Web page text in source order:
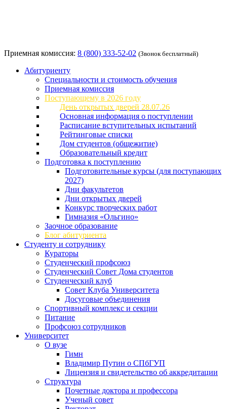
Приемная комиссия: 8 (800) 333-52-02 (Звонок бесплатный)
Абитуриенту
Специальности и стоимость обучения
Приемная комиссия
Поступающему в 2026 году
День открытых дверей 28.07.26
Основная информация о поступлении
Расписание вступительных испытаний
Рейтинговые списки
Дом студентов (общежитие)
Образовательный кредит
Подготовка к поступлению
Подготовительные курсы (для поступающих
2027)
Дни факультетов
Дни открытых дверей
Конкурс творческих работ
Гимназия «Ольгино»
Заочное образование
Блог абитуриента
Студенту и сотруднику
Кураторы
Студенческий профсоюз
Студенческий Совет Дома студентов
Студенческий клуб
Совет Клуба Университета
Досуговые объединения
Спортивный комплекс и секции
Питание
Профсоюз сотрудников
Университет
О вузе
Гимн
Владимир Путин о СПбГУП
Лицензия и свидетельство об аккредитации
Структура
Почетные доктора и профессора
Ученый совет